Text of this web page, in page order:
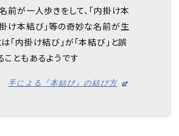
前が一人歩きをして、「内掛け本
掛け本結び」等の奇妙な名前が生
「内掛け結び」が「本結び」と誤
こともあるようです
手による『本結び』の結び方